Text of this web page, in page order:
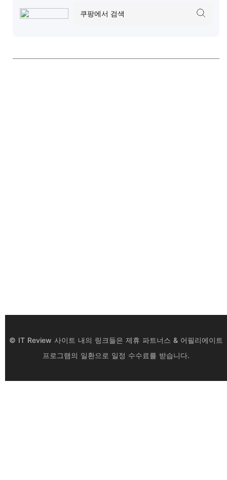
© IT Review 사이트 내의 링크들은 제휴 파트너스 & 어필리에이트
프로그램의 일환으로 일정 수수료를 받습니다.